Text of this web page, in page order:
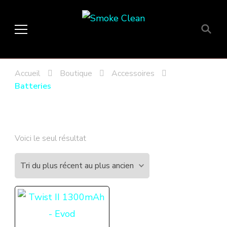
Smoke Clean
Accueil Boutique
Accessoires
Batteries
Voici le seul résultat